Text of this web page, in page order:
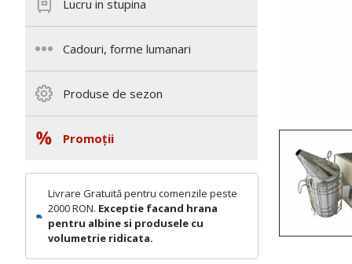
Lucru in stupina
Cadouri, forme lumanari
Produse de sezon
Promoții
Livrare Gratuită pentru comenzile peste
2000 RON. Exceptie facand hrana
pentru albine si produsele cu
volumetrie ridicata.